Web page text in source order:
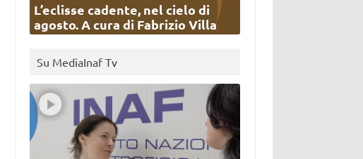
L’eclisse cadente, nel cielo di
agosto. A cura di Fabrizio Villa
Su MediaInaf Tv